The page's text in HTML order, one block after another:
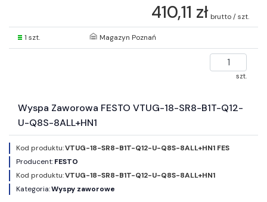
410,11 zł brutto / szt.
1 szt. Magazyn Poznań
szt.
Wyspa Zaworowa FESTO VTUG-18-SR8-B1T-Q12-
U-Q8S-8ALL+HN1
Kod produktu:VTUG-18-SR8-B1T-Q12-U-Q8S-8ALL+HN1 FES
Producent:FESTO
Kod produktu:VTUG-18-SR8-B1T-Q12-U-Q8S-8ALL+HN1
Kategoria:Wyspy zaworowe